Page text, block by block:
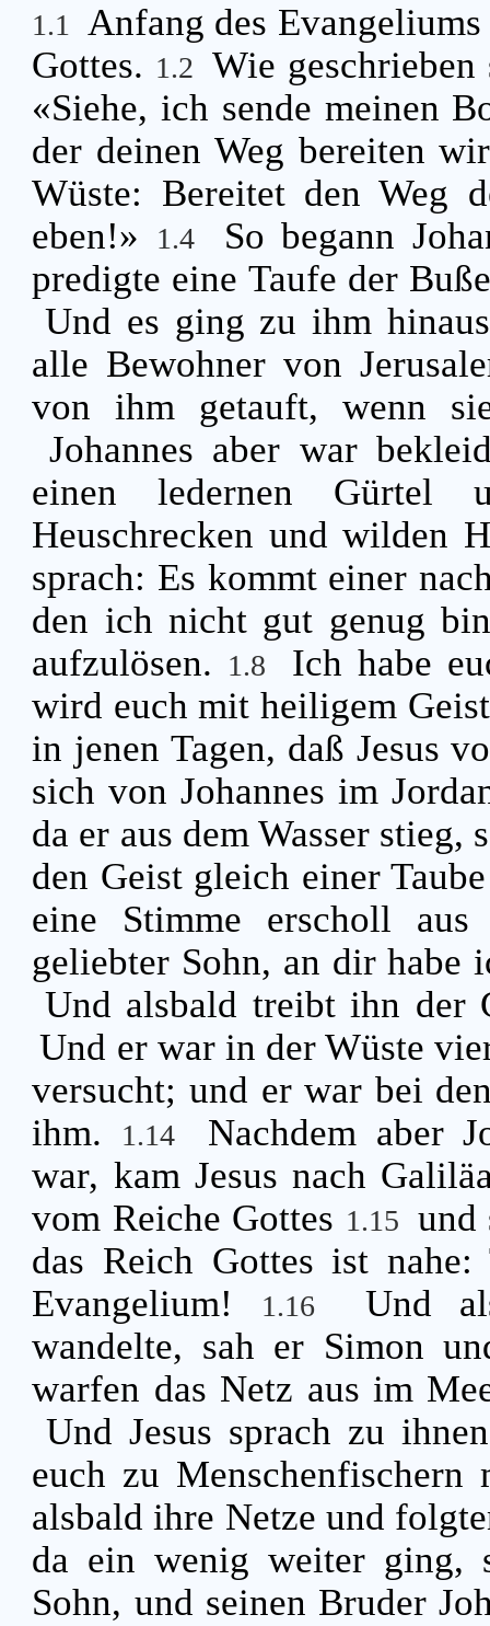
1.1 Anfang des
Gottes. 1.2 Wie geschrieben
«Siehe, ich sende meinen
der deinen Weg bereiten
Wüste: Bereitet den Weg
eben!»
1.4
So begann
predigte eine Taufe der
Und es ging zu ihm
alle Bewohner von
von ihm getauft, wenn
Johannes aber war
einen ledernen Gürtel
Heuschrecken und wilden
sprach: Es kommt einer
den ich nicht gut genug
aufzulösen. 1.8
Ich habe
wird euch mit heiligem
in jenen Tagen, daß Jesus
sich von Johannes im
da er aus dem Wasser
den Geist gleich einer
eine Stimme erscholl
geliebter Sohn, an dir
Und alsbald treibt ihn der
Und er war in der Wüste
versucht; und er war bei
ihm.
1.14
Nachdem aber
war, kam Jesus nach
vom Reiche Gottes 1.15 und
das Reich Gottes ist
Evangelium!
1.16
Und
wandelte, sah er Simon
warfen das Netz aus im
Und Jesus sprach zu
euch zu Menschenfischern
alsbald ihre Netze und
da ein wenig weiter ging,
Sohn, und seinen Bruder